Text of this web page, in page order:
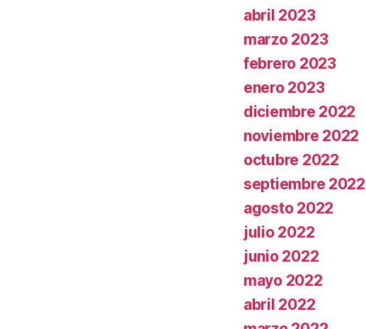
abril 2023
marzo 2023
febrero 2023
enero 2023
diciembre 2022
noviembre 2022
octubre 2022
septiembre 2022
agosto 2022
julio 2022
junio 2022
mayo 2022
abril 2022